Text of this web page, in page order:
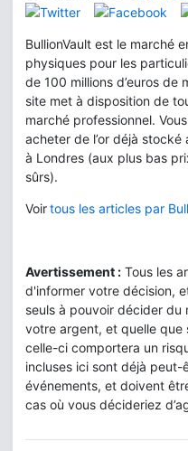
BullionVault est le marché
physiques pour les
de 100 millions d’euros de
site met à disposition de
marché professionnel.
acheter de l’or déjà
à Londres (aux plus bas
sûrs).
Voirtous les articles par
Avertissement : Tous les
d'informer votre décision,
seuls à pouvoir décider du
votre argent, et quelle que
celle-ci comportera un
incluses ici sont déjà
événements, et doivent
cas où vous décideriez